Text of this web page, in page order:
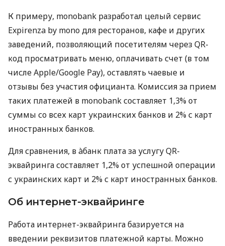
К примеру, monobank разработал целый сервис
Expirenza by mono для ресторанов, кафе и других
заведений, позволяющий посетителям через QR-
код просматривать меню, оплачивать счет (в том
числе Apple/Google Pay), оставлять чаевые и
отзывы без участия официанта. Комиссия за прием
таких платежей в monobank составляет 1,3% от
суммы со всех карт украинских банков и 2% с карт
иностранных банков.
Для сравнения, в àбанк плата за услугу QR-
эквайринга составляет 1,2% от успешной операции
с украинских карт и 2% с карт иностранных банков.
Об интернет-эквайринге
Работа интернет-эквайринга базируется на
введении реквизитов платежной карты. Можно